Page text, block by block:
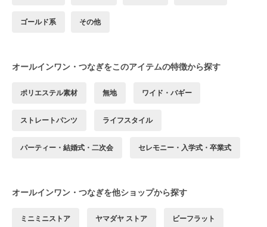
ゴールド系 その他
オールインワン・つなぎをこのアイテムの特徴から探す
ポリエステル素材 無地 ワイド・バギー
ストレートパンツ ライフスタイル
パーティー・結婚式・二次会 セレモニー・入学式・卒業式
オールインワン・つなぎを他ショップから探す
ミニミニストア ヤマダヤ ストア ビーフラット